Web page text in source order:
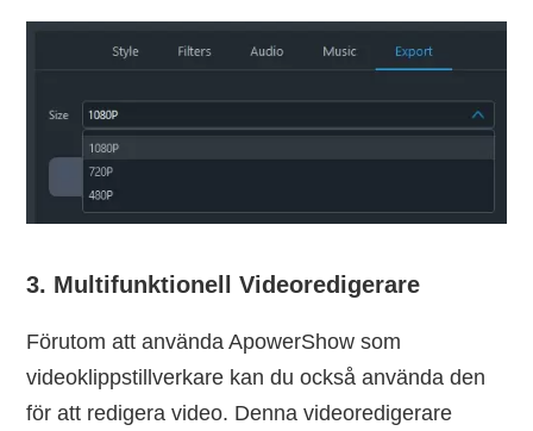
3. Multifunktionell Videoredigerare
Förutom att använda ApowerShow som
videoklippstillverkare kan du också använda den
för att redigera video. Denna videoredigerare